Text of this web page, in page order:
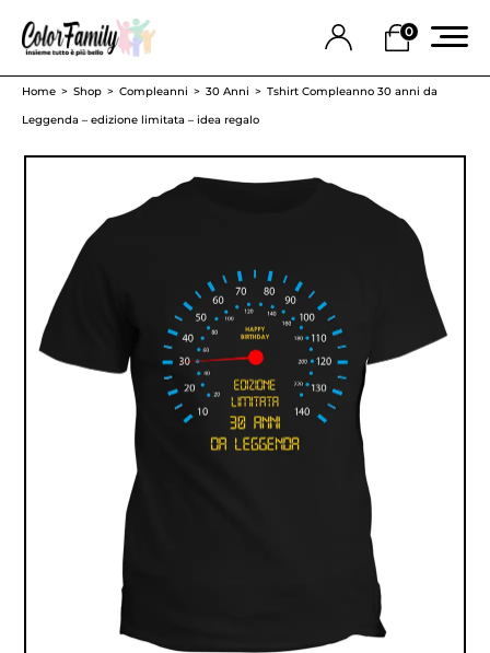
0
Home Shop Compleanni 30 Anni
Tshirt Compleanno 30 anni da
Leggenda – edizione limitata – idea regalo